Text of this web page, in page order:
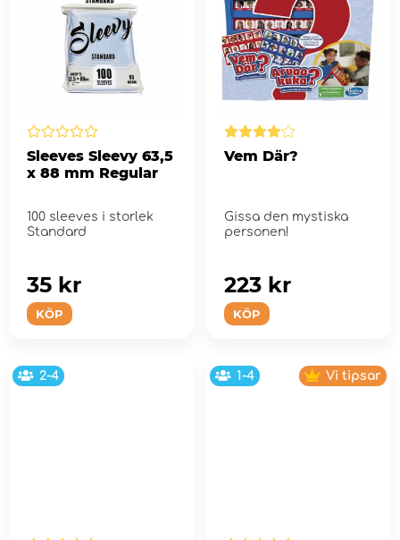
Sleeves Sleevy 63,5
x 88 mm Regular
100 sleeves i storlek
Standard
KÖP
35 kr
Vem Där?
Gissa den mystiska
personen!
KÖP
223 kr
2-4 1-4 Vi tipsar